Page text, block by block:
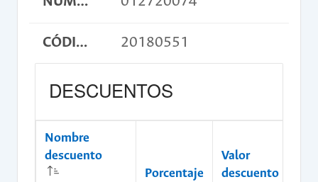
CÓDIGO DE CONSIGNACIÓN 20180551
DESCUENTOS
Nombre
descuento
Porcentaje
Valor
descuento